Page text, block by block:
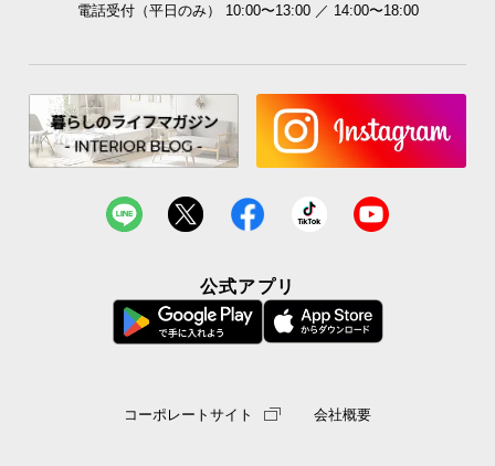
電話受付（平日のみ） 10:00〜13:00 ／ 14:00〜18:00
公式アプリ
コーポレートサイト 会社概要